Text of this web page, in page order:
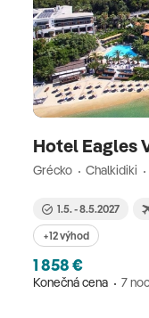
Hotel Eagles
Grécko Chalkidiki
1.5. - 8.5.2027
+12 výhod
1 858 €
Konečná cena 7